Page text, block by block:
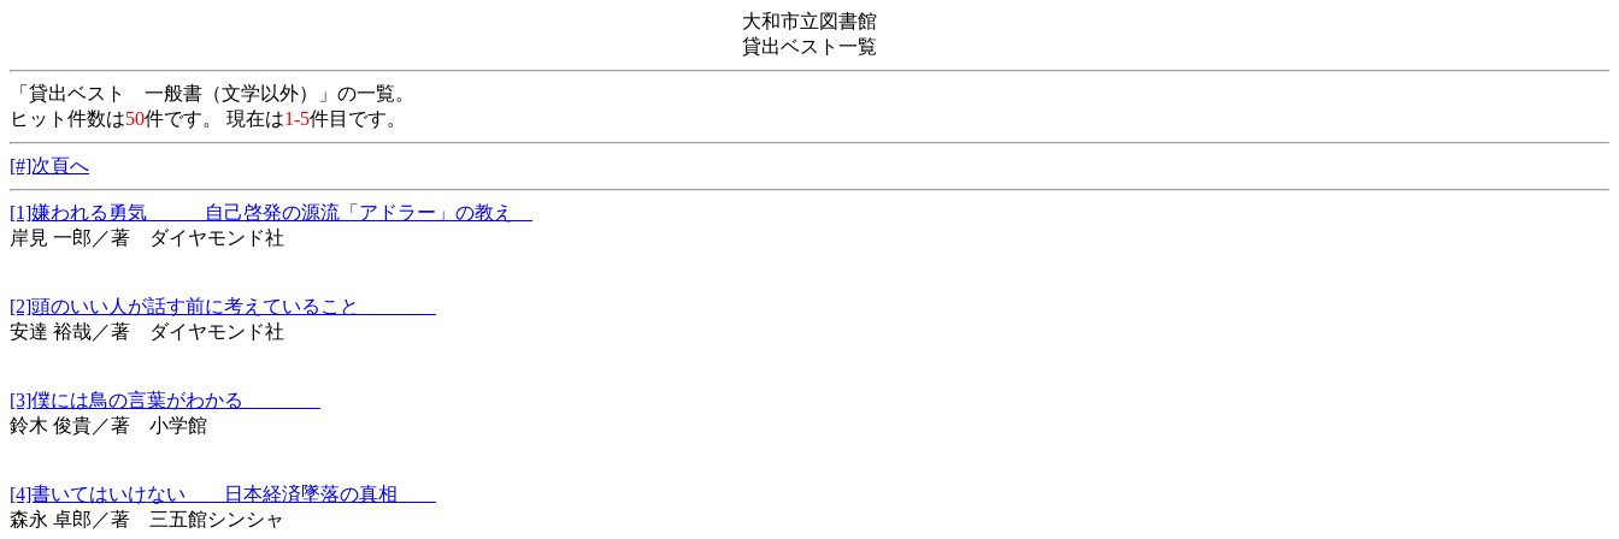
大和市立図書館
貸出ベスト一覧
「貸出ベスト 一般書（文学以外）」の一覧。
ヒット件数は50件です。 現在は1-5件目です。
[#]次頁へ
[1]嫌われる勇気 自己啓発の源流「アドラー」の教え
岸見 一郎／著 ダイヤモンド社
[2]頭のいい人が話す前に考えていること
安達 裕哉／著 ダイヤモンド社
[3]僕には鳥の言葉がわかる
鈴木 俊貴／著 小学館
[4]書いてはいけない 日本経済墜落の真相
森永 卓郎／著 三五館シンシャ